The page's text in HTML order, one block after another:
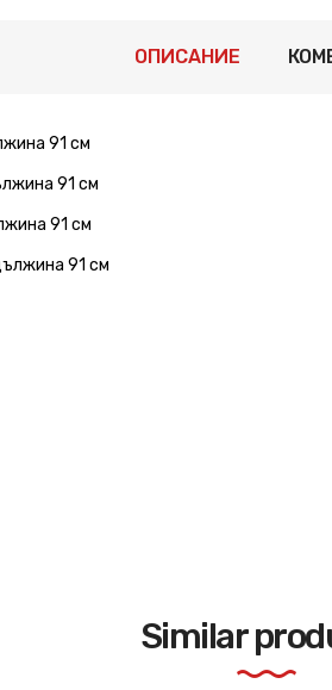
ОПИСАНИЕ
91 см
91 см
91 см
91 см
Similar